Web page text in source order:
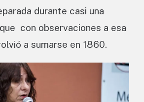
durante casi una
con observaciones a esa
a sumarse en 1860.